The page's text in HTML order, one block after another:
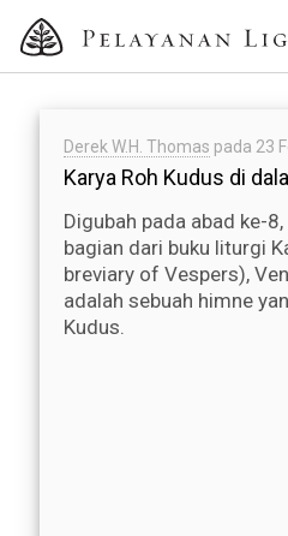
Derek W.H. Thomas pada 23
Karya Roh Kudus di
Digubah pada abad ke-
bagian dari buku liturgi
breviary of Vespers),
adalah sebuah himne
Kudus.